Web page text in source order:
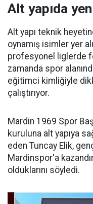
Alt yapıda
Alt yapı teknik
oynamış isimler yer
profesyonel liglerde
zamanda spor
eğitimci kimliğiyle
çalıştırıyor.
Mardin 1969 Spor
kuruluna alt yapıya
eden Tuncay Elik,
Mardinspor'a
olduklarını söyledi.